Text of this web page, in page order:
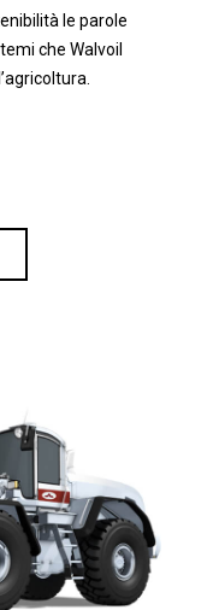
le parole
che Walvoil